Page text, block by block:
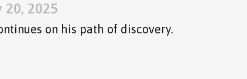
20, 2025
on his path of discovery.